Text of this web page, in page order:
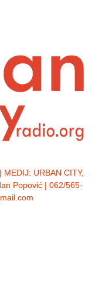
MEDIJ: URBAN CITY,
Popović | 062/565-